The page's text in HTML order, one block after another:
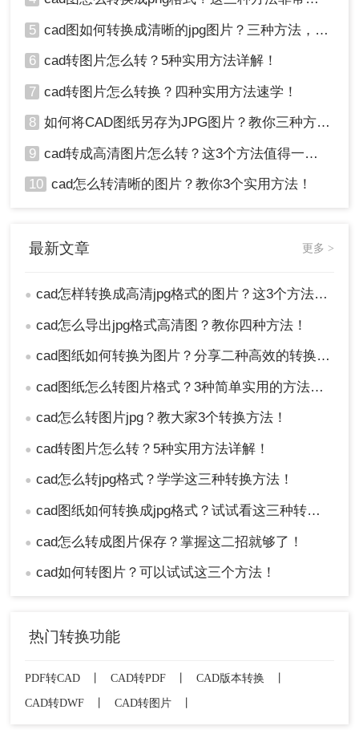
5 cad图如何转换成清晰的jpg图片？三种方法，保准一看就会!！
6 cad转图片怎么转？5种实用方法详解！
7 cad转图片怎么转换？四种实用方法速学！
8 如何将CAD图纸另存为JPG图片？教你三种方法轻松搞定！
9 cad转成高清图片怎么转？这3个方法值得一试！
10 cad怎么转清晰的图片？教你3个实用方法！
最新文章 更多 >
● cad怎样转换成高清jpg格式的图片？这3个方法了解一下
● cad怎么导出jpg格式高清图？教你四种方法！
● cad图纸如何转换为图片？分享二种高效的转换方法！
● cad图纸怎么转图片格式？3种简单实用的方法分享！
● cad怎么转图片jpg？教大家3个转换方法！
● cad转图片怎么转？5种实用方法详解！
● cad怎么转jpg格式？学学这三种转换方法！
● cad图纸如何转换成jpg格式？试试看这三种转换方式！
● cad怎么转成图片保存？掌握这二招就够了！
● cad如何转图片？可以试试这三个方法！
热门转换功能
PDF转CAD 丨 CAD转PDF 丨 CAD版本转换
丨
CAD转DWF
丨 CAD转图片 丨